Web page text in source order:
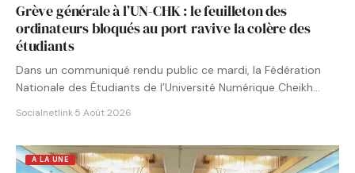
Grève générale à l’UN-CHK : le feuilleton des
ordinateurs bloqués au port ravive la colère des
étudiants
Dans un communiqué rendu public ce mardi, la Fédération
Nationale des Étudiants de l’Université Numérique Cheikh
Socialnetlink·5 Août 2026
A LA UNE